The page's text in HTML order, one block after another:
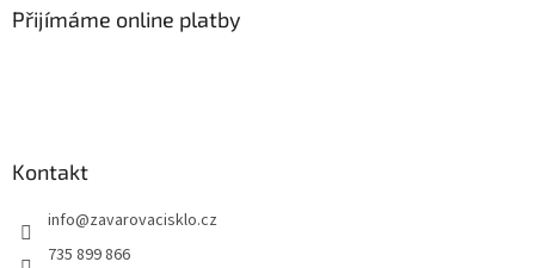
Přijímáme online platby
Kontakt
info@zavarovacisklo.cz
735 899 866